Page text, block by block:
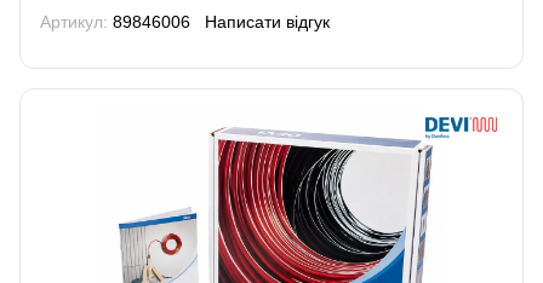
Артикул: 89846006 Написати відгук